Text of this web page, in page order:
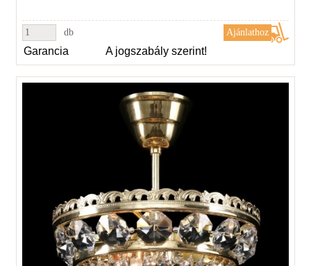
db
Garancia A jogszabály szerint!